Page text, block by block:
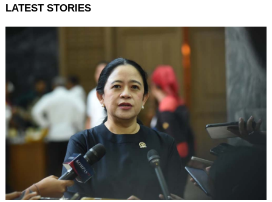
LATEST STORIES